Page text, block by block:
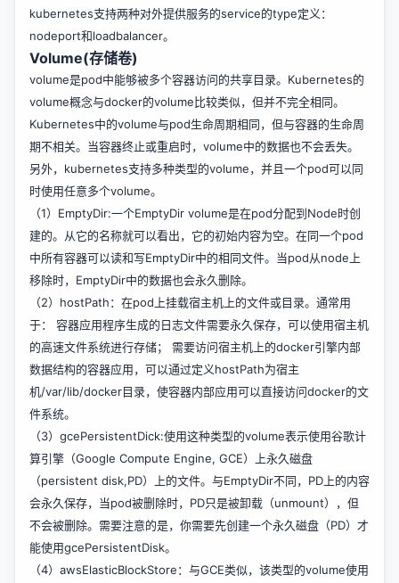
kubernetes支持两种对外提供服务的service的type定义：
nodeport和loadbalancer。
Volume(存储卷)
volume是pod中能够被多个容器访问的共享目录。Kubernetes的
volume概念与docker的volume比较类似，但并不完全相同。
Kubernetes中的volume与pod生命周期相同，但与容器的生命周
期不相关。当容器终止或重启时，volume中的数据也不会丢失。
另外，kubernetes支持多种类型的volume，并且一个pod可以同
时使用任意多个volume。
（1）EmptyDir:一个EmptyDir volume是在pod分配到Node时创
建的。从它的名称就可以看出，它的初始内容为空。在同一个pod
中所有容器可以读和写EmptyDir中的相同文件。当pod从node上
移除时，EmptyDir中的数据也会永久删除。
（2）hostPath：在pod上挂载宿主机上的文件或目录。通常用
于： 容器应用程序生成的日志文件需要永久保存，可以使用宿主机
的高速文件系统进行存储； 需要访问宿主机上的docker引擎内部
数据结构的容器应用，可以通过定义hostPath为宿主
机/var/lib/docker目录，使容器内部应用可以直接访问docker的文
件系统。
（3）gcePersistentDick:使用这种类型的volume表示使用谷歌计
算引擎（Google Compute Engine, GCE）上永久磁盘
（persistent disk,PD）上的文件。与EmptyDir不同，PD上的内容
会永久保存，当pod被删除时，PD只是被卸载（unmount），但
不会被删除。需要注意的是，你需要先创建一个永久磁盘（PD）才
能使用gcePersistentDisk。
（4）awsElasticBlockStore：与GCE类似，该类型的volume使用